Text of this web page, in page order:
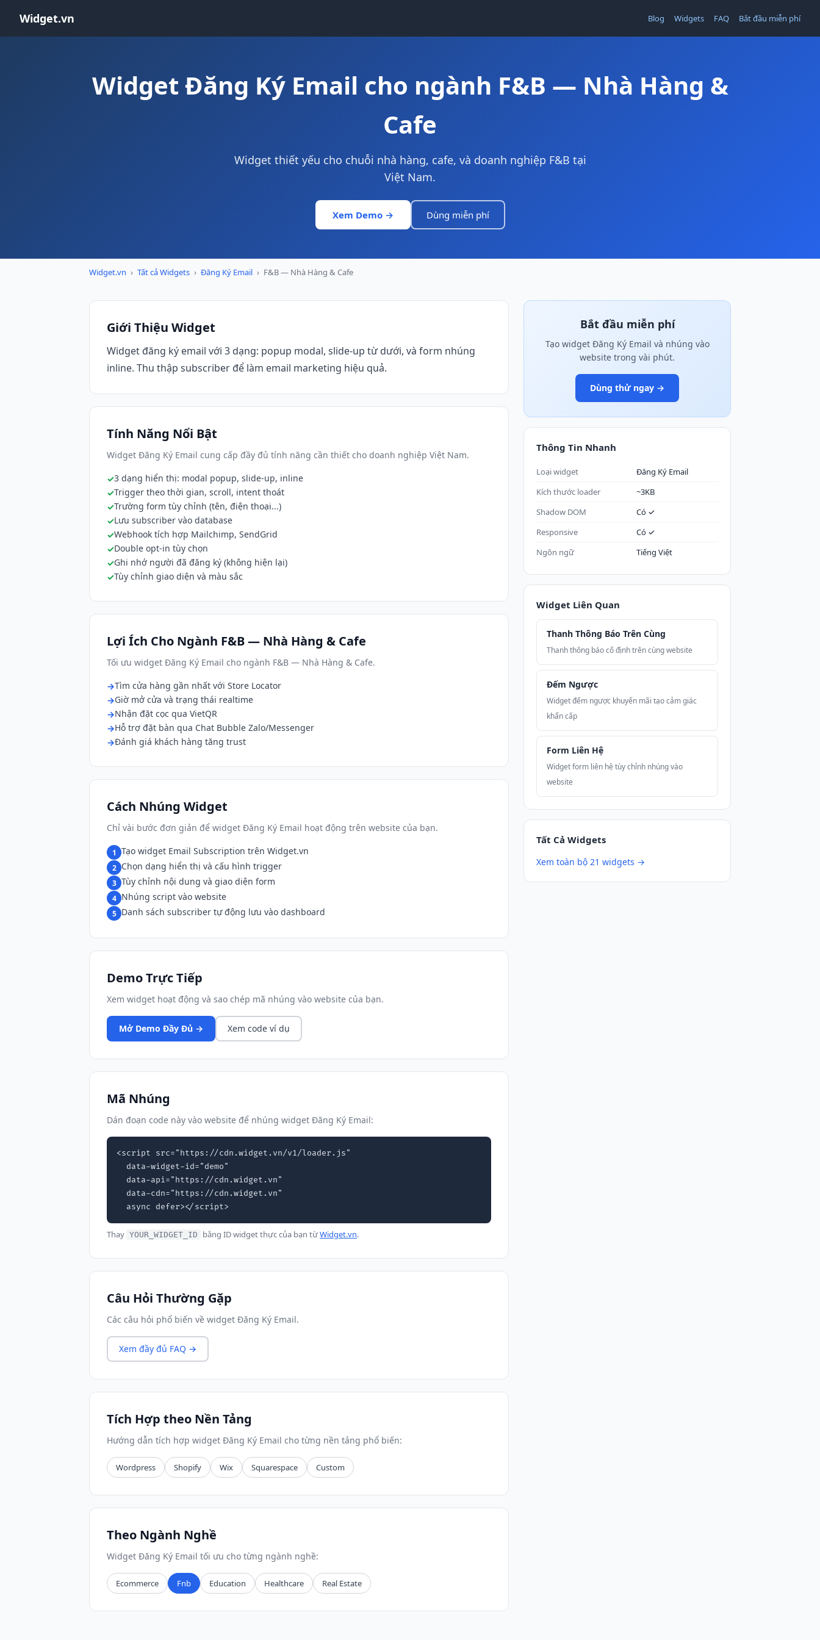
Widget.vn Blog Widgets FAQ Bắt đầu miễn phí
Widget Đăng Ký Email cho ngành F&B — Nhà Hàng &
Cafe
Widget thiết yếu cho chuỗi nhà hàng, cafe, và doanh nghiệp F&B tại
Việt Nam.
Xem Demo → Dùng miễn phí
Widget.vn › Tất cả Widgets › Đăng Ký Email › F&B — Nhà Hàng & Cafe
Giới Thiệu Widget
Widget đăng ký email với 3 dạng: popup modal, slide-up từ dưới, và form nhúng
inline. Thu thập subscriber để làm email marketing hiệu quả.
Tính Năng Nổi Bật
Widget Đăng Ký Email cung cấp đầy đủ tính năng cần thiết cho doanh nghiệp Việt Nam.
3 dạng hiển thị: modal popup, slide-up, inline
Trigger theo thời gian, scroll, intent thoát
Trường form tùy chỉnh (tên, điện thoại...)
Lưu subscriber vào database
Webhook tích hợp Mailchimp, SendGrid
Double opt-in tùy chọn
Ghi nhớ người đã đăng ký (không hiện lại)
Tùy chỉnh giao diện và màu sắc
Lợi Ích Cho Ngành F&B — Nhà Hàng & Cafe
Tối ưu widget Đăng Ký Email cho ngành F&B — Nhà Hàng & Cafe.
Tìm cửa hàng gần nhất với Store Locator
Giờ mở cửa và trạng thái realtime
Nhận đặt cọc qua VietQR
Hỗ trợ đặt bàn qua Chat Bubble Zalo/Messenger
Đánh giá khách hàng tăng trust
Cách Nhúng Widget
Chỉ vài bước đơn giản để widget Đăng Ký Email hoạt động trên website của bạn.
1 Tạo widget Email Subscription trên Widget.vn
2 Chọn dạng hiển thị và cấu hình trigger
3 Tùy chỉnh nội dung và giao diện form
4 Nhúng script vào website
5 Danh sách subscriber tự động lưu vào dashboard
Demo Trực Tiếp
Xem widget hoạt động và sao chép mã nhúng vào website của bạn.
Mở Demo Đầy Đủ → Xem code ví dụ
Mã Nhúng
Dán đoạn code này vào website để nhúng widget Đăng Ký Email:
<script src="https://cdn.widget.vn/v1/loader.js"
  async defer></script>
Thay YOUR_WIDGET_ID bằng ID widget thực của bạn từWidget.vn.
Câu Hỏi Thường Gặp
Các câu hỏi phổ biến về widget Đăng Ký Email.
Xem đầy đủ FAQ →
Tích Hợp theo Nền Tảng
Hướng dẫn tích hợp widget Đăng Ký Email cho từng nền tảng phổ biến:
Wordpress Shopify Wix Squarespace Custom
Theo Ngành Nghề
Widget Đăng Ký Email tối ưu cho từng ngành nghề:
Ecommerce Fnb Education Healthcare Real Estate
Bắt đầu miễn phí
Tạo widget Đăng Ký Email và nhúng vào
website trong vài phút.
Dùng thử ngay →
Thông Tin Nhanh
Loại widget
Đăng Ký Email
Kích thước loader
~3KB
Shadow DOM
Có ✓
Responsive
Có ✓
Ngôn ngữ
Tiếng Việt
Widget Liên Quan
Thanh Thông Báo Trên Cùng
Thanh thông báo cố định trên cùng website
Đếm Ngược
Widget đếm ngược khuyến mãi tạo cảm giác
khẩn cấp
Form Liên Hệ
Widget form liên hệ tùy chỉnh nhúng vào
website
Tất Cả Widgets
Xem toàn bộ 21 widgets →